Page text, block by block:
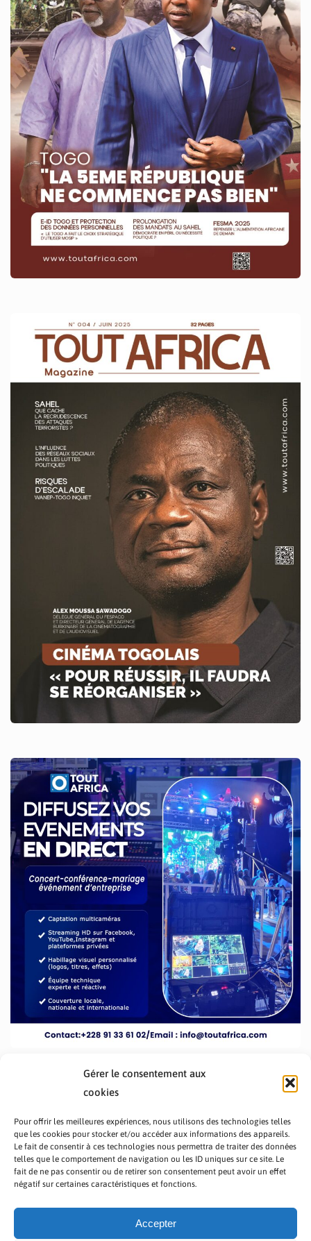
Gérer le consentement aux
cookies
Pour offrir les meilleures expériences, nous utilisons des technologies telles
que les cookies pour stocker et/ou accéder aux informations des appareils.
Le fait de consentir à ces technologies nous permettra de traiter des données
telles que le comportement de navigation ou les ID uniques sur ce site. Le
fait de ne pas consentir ou de retirer son consentement peut avoir un effet
négatif sur certaines caractéristiques et fonctions.
Accepter
PRÉSENTATION TOUTAFRICA
A PROPOS